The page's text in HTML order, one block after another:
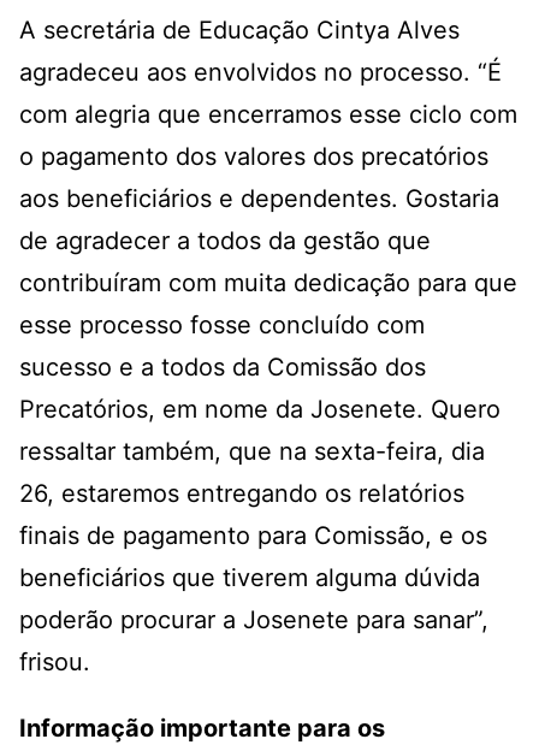
A secretária de Educação Cintya Alves
agradeceu aos envolvidos no processo. “É
com alegria que encerramos esse ciclo com
o pagamento dos valores dos precatórios
aos beneficiários e dependentes. Gostaria
de agradecer a todos da gestão que
contribuíram com muita dedicação para que
esse processo fosse concluído com
sucesso e a todos da Comissão dos
Precatórios, em nome da Josenete. Quero
ressaltar também, que na sexta-feira, dia
26, estaremos entregando os relatórios
finais de pagamento para Comissão, e os
beneficiários que tiverem alguma dúvida
poderão procurar a Josenete para sanar”,
frisou.
Informação importante para os